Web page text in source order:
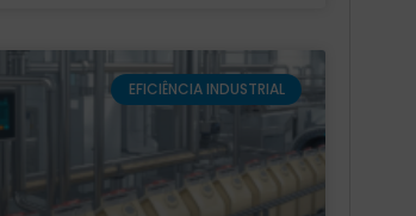
EFICIÊNCIA INDUSTRIAL